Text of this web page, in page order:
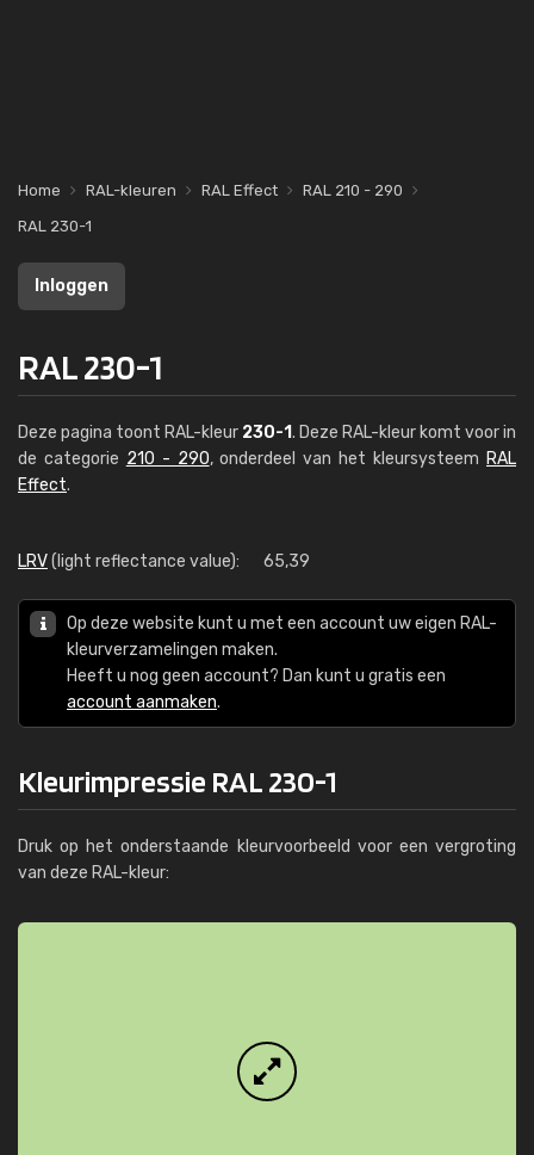
Home RAL-kleuren RAL Effect
RAL 210 - 290
RAL 230-1
Inloggen
RAL 230-1
Deze pagina toont RAL-kleur 230-1. Deze RAL-kleur komt voor in
de categorie 210 - 290, onderdeel van het kleursysteem RAL
Effect.
LRV(light reflectance value): 65,39
Op deze website kunt u met een account uw eigen RAL-
kleurverzamelingen maken.
Heeft u nog geen account? Dan kunt u gratis een
account aanmaken.
Kleurimpressie RAL 230-1
Druk op het onderstaande kleurvoorbeeld voor een vergroting
van deze RAL-kleur: